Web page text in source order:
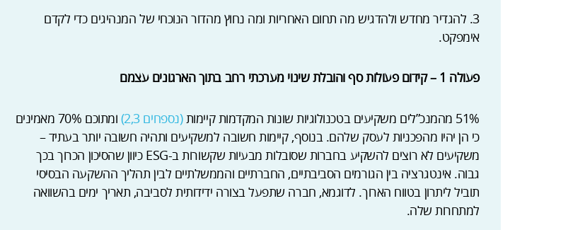
3. להגדיר מחדש ולהדגיש מה תחום האחריות ומה נחוץ מהדור הנוכחי של המנהיגים כדי לקדם
אימפקט.
פעולה 1 – קידום פעולות סף והובלת שינוי מערכתי רחב בתוך הארגונים עצמם
51% מהמנכ”לים משקיעים בטכנולוגיות שונות המקדמות קיימות (נספחים 2,3)
ומתוכם 70% מאמינים
כי הן יהיו מהפכניות לעסק שלהם. בנוסף, קיימות חשובה למשקיעים ותהיה חשובה יותר בעתיד –
משקיעים לא רוצים להשקיע בחברות שסובלות מבעיות שקשורות ב-ESG כיוון שהסיכון הכרוך בכך
גבוה. אינטגרציה בין הגורמים הסביבתיים, החברתיים והממשלתיים לבין תהליך ההשקעה הבסיסי
תוביל ליתרון בטווח הארוך. לדוגמא, חברה שתפעל בצורה ידידותית לסביבה, תאריך ימים בהשוואה
למתחרות שלה.